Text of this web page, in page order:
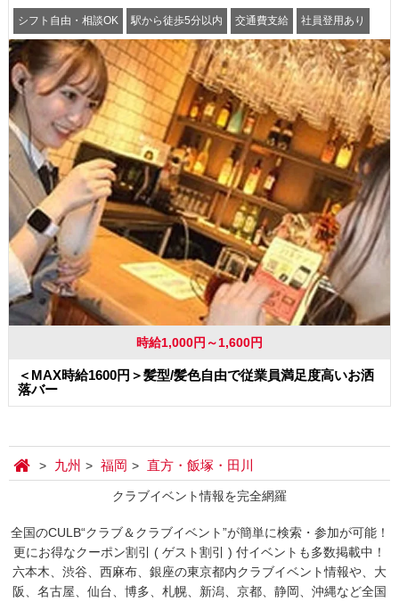
シフト自由・相談OK 駅から徒歩5分以内 交通費支給 社員登用あり
時給1,000円～1,600円
＜MAX時給1600円＞髪型/髪色自由で従業員満足度高いお洒
落バー
九州 福岡 直方・飯塚・田川
クラブイベント情報を完全網羅
全国のCULB“クラブ＆クラブイベント”が簡単に検索・参加が可能！
更にお得なクーポン割引 ( ゲスト割引 ) 付イベントも多数掲載中！
六本木、渋谷、西麻布、銀座の東京都内クラブイベント情報や、大
阪、名古屋、仙台、博多、札幌、新潟、京都、静岡、沖縄など全国